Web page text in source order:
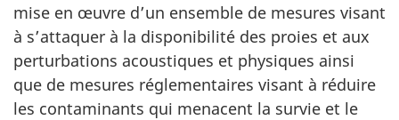
mise en œuvre d’un ensemble de mesures visant
à s’attaquer à la disponibilité des proies et aux
perturbations acoustiques et physiques ainsi
que de mesures réglementaires visant à réduire
les contaminants qui menacent la survie et le